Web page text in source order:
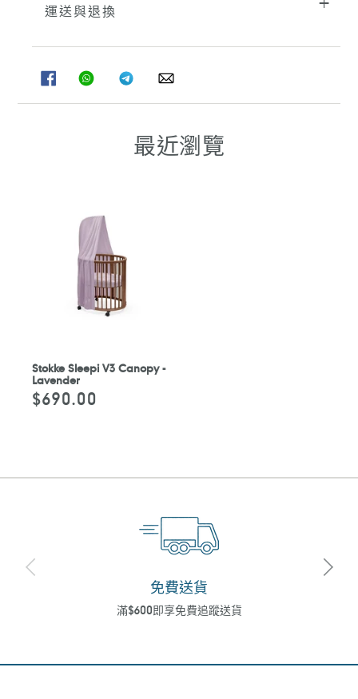
運送與退換
FACEBOOK
分
享
WHATSAPPTELEGRAM
分
享
WHATSAPP
最近瀏覽
Stokke Sleepi V3 Canopy -
Lavender
定
價
$690.00
免費送貨
滿$600即享免費追蹤送貨